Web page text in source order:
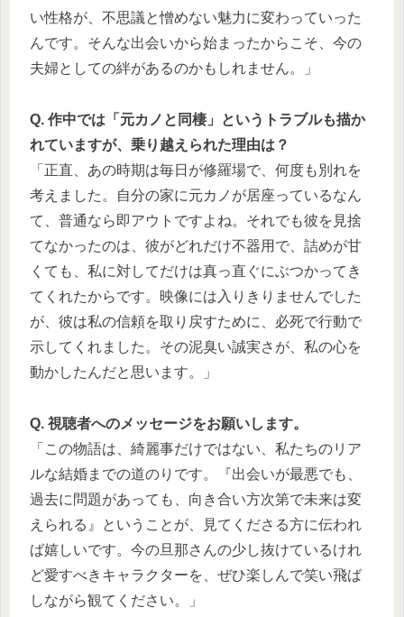
い性格が、不思議と憎めない魅力に変わっていった
んです。そんな出会いから始まったからこそ、今の
夫婦としての絆があるのかもしれません。」
Q. 作中では「元カノと同棲」というトラブルも描か
れていますが、乗り越えられた理由は？
「正直、あの時期は毎日が修羅場で、何度も別れを
考えました。自分の家に元カノが居座っているなん
て、普通なら即アウトですよね。それでも彼を見捨
てなかったのは、彼がどれだけ不器用で、詰めが甘
くても、私に対してだけは真っ直ぐにぶつかってき
てくれたからです。映像には入りきりませんでした
が、彼は私の信頼を取り戻すために、必死で行動で
示してくれました。その泥臭い誠実さが、私の心を
動かしたんだと思います。」
Q. 視聴者へのメッセージをお願いします。
「この物語は、綺麗事だけではない、私たちのリア
ルな結婚までの道のりです。『出会いが最悪でも、
過去に問題があっても、向き合い方次第で未来は変
えられる』ということが、見てくださる方に伝われ
ば嬉しいです。今の旦那さんの少し抜けているけれ
ど愛すべきキャラクターを、ぜひ楽しんで笑い飛ば
しながら観てください。」